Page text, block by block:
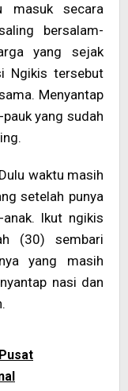
masuk secara
bersalam-
yang sejak
Ngikis tersebut
Menyantap
yang sudah
waktu masih
setelah punya
Ikut ngikis
(30) sembari
yang masih
nasi dan